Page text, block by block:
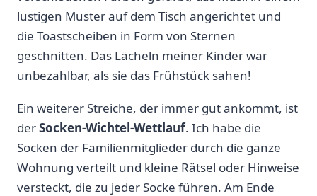
lustigen Muster auf dem Tisch angerichtet und
die Toastscheiben in Form ‍von Sternen
geschnitten. Das Lächeln⁣ meiner ​Kinder war
unbezahlbar, als sie das Frühstück sahen!
Ein weiterer Streiche, der immer gut ankommt, ist
derSocken-Wichtel-Wettlauf. Ich habe die
Socken der Familienmitglieder durch ⁣die ganze
Wohnung verteilt und kleine Rätsel oder Hinweise
versteckt,‌ die zu jeder Socke führen. Am Ende